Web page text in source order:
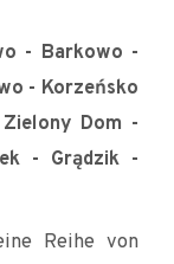
- Barkowo -
- Korzeńsko
Dom -
- Grądzik -
Reihe von